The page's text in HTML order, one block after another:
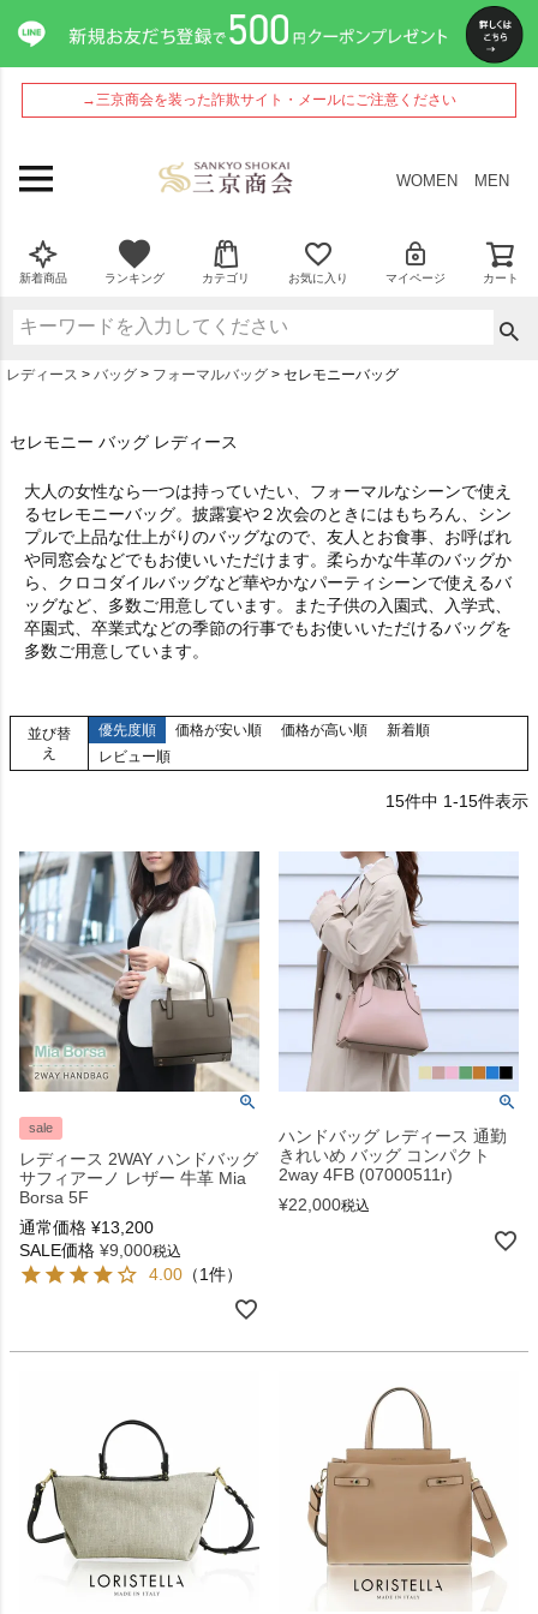
→三京商会を装った詐欺サイト・メールにご注意ください
WOMEN MEN
新着商品 ランキング カテゴリ お気に入り マイページ カート
レディース バッグ フォーマルバッグ セレモニーバッグ
セレモニー バッグ レディース
大人の女性なら一つは持っていたい、フォーマルなシーンで使え
るセレモニーバッグ。披露宴や２次会のときにはもちろん、シン
プルで上品な仕上がりのバッグなので、友人とお食事、お呼ばれ
や同窓会などでもお使いいただけます。柔らかな牛革のバッグか
ら、クロコダイルバッグなど華やかなパーティシーンで使えるバ
ッグなど、多数ご用意しています。また子供の入園式、入学式、
卒園式、卒業式などの季節の行事でもお使いいただけるバッグを
多数ご用意しています。
並び替
え
優先度順 価格が安い順 価格が高い順
新着順
レビュー順
15件中 1-15件表示
sale
レディース 2WAY ハンドバッグ
サフィアーノ レザー 牛革 Mia
Borsa 5F
通常価格 ¥13,200
SALE価格 ¥9,000税込
4.00 （1件）
ハンドバッグ レディース 通勤
きれいめ バッグ コンパクト
2way 4FB (07000511r)
¥22,000税込